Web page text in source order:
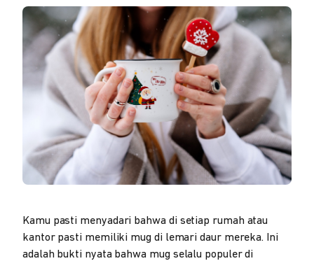
Kamu pasti menyadari bahwa di setiap rumah atau
kantor pasti memiliki mug di lemari daur mereka. Ini
adalah bukti nyata bahwa mug selalu populer di